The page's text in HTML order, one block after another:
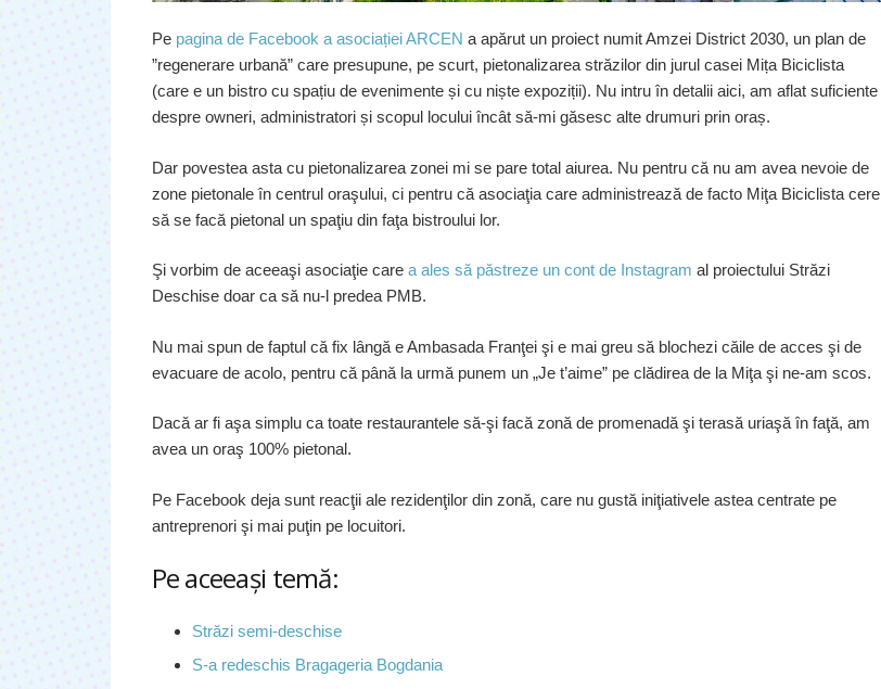
Pe pagina de Facebook a asociației ARCEN a apărut un proiect numit Amzei District 2030, un plan de
”regenerare urbană” care presupune, pe scurt, pietonalizarea străzilor din jurul casei Mița Biciclista
(care e un bistro cu spațiu de evenimente și cu niște expoziții). Nu intru în detalii aici, am aflat suficiente
despre owneri, administratori și scopul locului încât să-mi găsesc alte drumuri prin oraș.
Dar povestea asta cu pietonalizarea zonei mi se pare total aiurea. Nu pentru că nu am avea nevoie de
zone pietonale în centrul oraşului, ci pentru că asociaţia care administrează de facto Miţa Biciclista cere
să se facă pietonal un spaţiu din faţa bistroului lor.
Şi vorbim de aceeaşi asociaţie care a ales să păstreze un cont de Instagram al proiectului Străzi
Deschise doar ca să nu-l predea PMB.
Nu mai spun de faptul că fix lângă e Ambasada Franţei şi e mai greu să blochezi căile de acces şi de
evacuare de acolo, pentru că până la urmă punem un „Je t’aime” pe clădirea de la Miţa şi ne-am scos.
Dacă ar fi aşa simplu ca toate restaurantele să-şi facă zonă de promenadă şi terasă uriaşă în faţă, am
avea un oraş 100% pietonal.
Pe Facebook deja sunt reacţii ale rezidenţilor din zonă, care nu gustă iniţiativele astea centrate pe
antreprenori şi mai puţin pe locuitori.
Pe aceeaşi temă:
Străzi semi-deschise
S-a redeschis Bragageria Bogdania